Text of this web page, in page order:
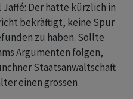
Der hatte kürzlich in
bekräftigt, keine Spur
zu haben. Sollte
Argumenten folgen,
Staatsanwaltschaft
einen grossen